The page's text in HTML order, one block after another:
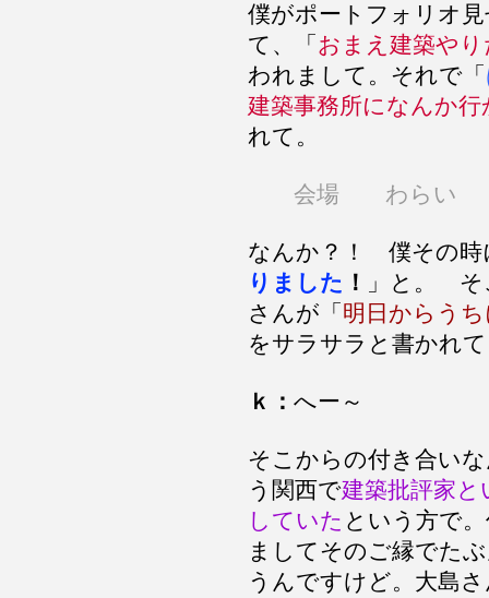
僕がポートフォリオ
て、「 おまえ建築や
われまして。それで「
建築事務所になんか
れて。
会場 わらい
なんか？！ 僕その
りました ！
」と。 そ
さんが「 明日からう
をサラサラと書かれて
ｋ： へー～
そこからの付き合い
う関西で建築批評家
していた という方で
ましてそのご縁でた
うんですけど。大島